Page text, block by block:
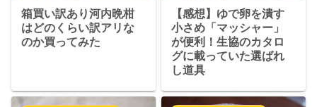
箱買い訳あり河内晩柑
はどのくらい訳アリな
のか買ってみた
【感想】ゆで卵を潰す
小さめ「マッシャー」
が便利！生協のカタロ
グに載っていた選ばれ
し道具